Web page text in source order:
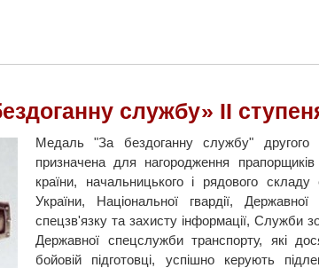
службу» II
Медаль "За бездоганну службу" другого
призначена для нагородження
країни, начальницького і рядового
України, Національної гвардії,
спецзв'язку та захисту інформації, Служби
Державної спецслужби транспорту, які
бойовій підготовці, успішно керують